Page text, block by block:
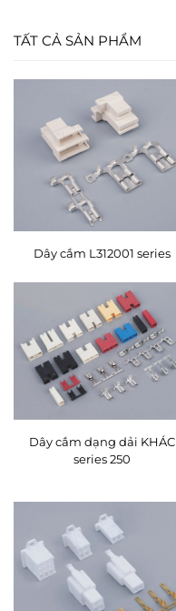
TẤT CẢ SẢN PHẨM
Dây cắm L312001 series
Dây cắm dạng dải KHÁC
series 250